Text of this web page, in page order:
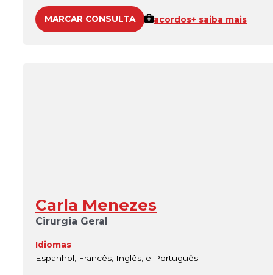
MARCAR CONSULTA acordos+ saiba mais
Carla Menezes
Cirurgia Geral
Idiomas
Espanhol, Francês, Inglês, e Português